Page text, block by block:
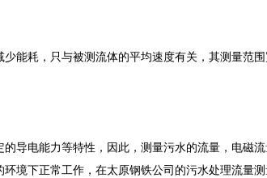
耗，只与被测流体的平均速度有关，其测量范
电能力等特性，因此，测量污水的流量，电磁
境下正常工作，在太原钢铁公司的污水处理流